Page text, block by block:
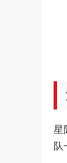
星
队